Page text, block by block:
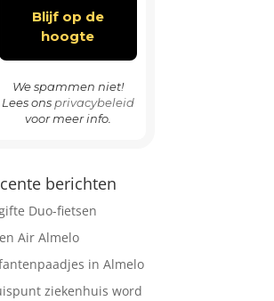
We spammen niet!
Lees ons privacybeleid
voor meer info.
berichten
Duo-fietsen
Air Almelo
in Almelo
ziekenhuis word